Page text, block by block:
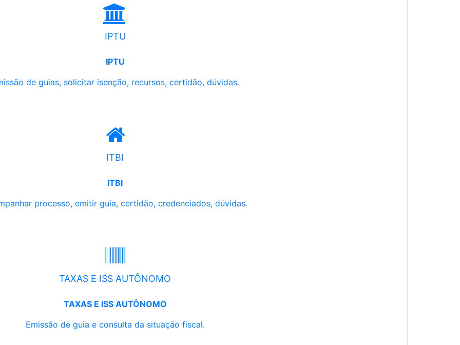
IPTU
IPTU
de guias, solicitar isenção, recursos, certidão, dúvidas.
ITBI
ITBI
processo, emitir guia, certidão, credenciados, dúvidas.
TAXAS E ISS AUTÔNOMO
TAXAS E ISS AUTÔNOMO
Emissão de guia e consulta da situação fiscal.